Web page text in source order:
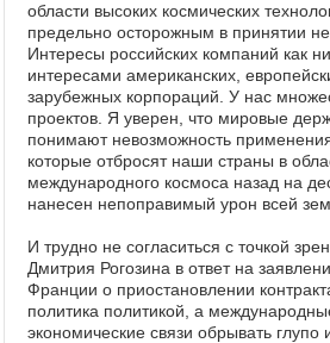
области высоких космических
предельно осторожным в принятии
Интересы российских компаний как
интересами американских,
зарубежных корпораций. У нас
проектов. Я уверен, что мировые
понимают невозможность
которые отбросят наши страны в
международного космоса назад на
нанесен непоправимый урон всей
И трудно не согласиться с точкой
Дмитрия Рогозина в ответ на
Франции о приостановлении
политика политикой, а
экономические связи обрывать